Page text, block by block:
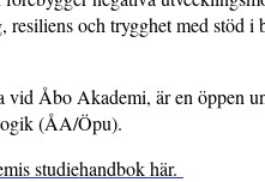
resiliens och trygghet med stöd i
Åbo Akademi, är en öppen
(ÅA/Öpu).
studiehandbok här.